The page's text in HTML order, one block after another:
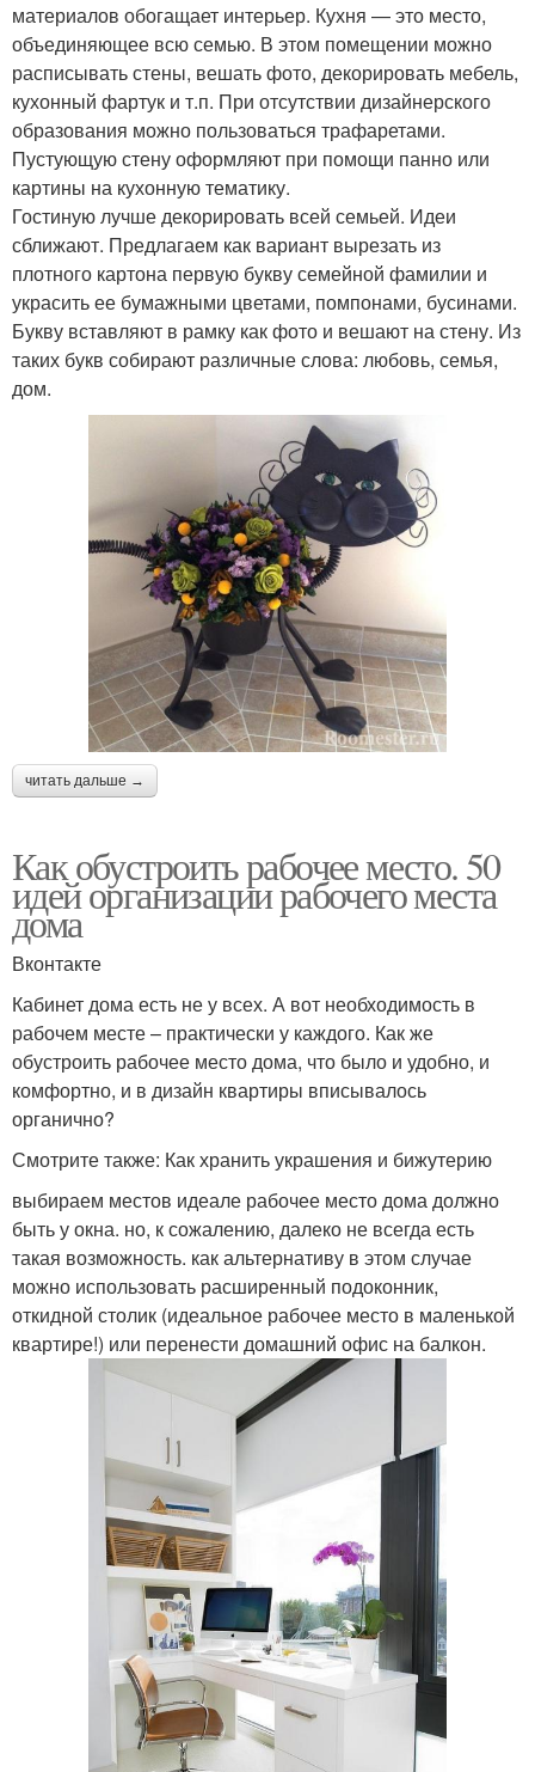
материалов обогащает интерьер. Кухня — это место,
объединяющее всю семью. В этом помещении можно
расписывать стены, вешать фото, декорировать мебель,
кухонный фартук и т.п. При отсутствии дизайнерского
образования можно пользоваться трафаретами.
Пустующую стену оформляют при помощи панно или
картины на кухонную тематику.
Гостиную лучше декорировать всей семьей. Идеи
сближают. Предлагаем как вариант вырезать из
плотного картона первую букву семейной фамилии и
украсить ее бумажными цветами, помпонами, бусинами.
Букву вставляют в рамку как фото и вешают на стену. Из
таких букв собирают различные слова: любовь, семья,
дом.
читать дальше →
Как обустроить рабочее место. 50
идей организации рабочего места
дома
Вконтакте
Кабинет дома есть не у всех. А вот необходимость в
рабочем месте – практически у каждого. Как же
обустроить рабочее место дома, что было и удобно, и
комфортно, и в дизайн квартиры вписывалось
органично?
Смотрите также: Как хранить украшения и бижутерию
выбираем местов идеале рабочее место дома должно
быть у окна. но, к сожалению, далеко не всегда есть
такая возможность. как альтернативу в этом случае
можно использовать расширенный подоконник,
откидной столик (идеальное рабочее место в маленькой
квартире!) или перенести домашний офис на балкон.